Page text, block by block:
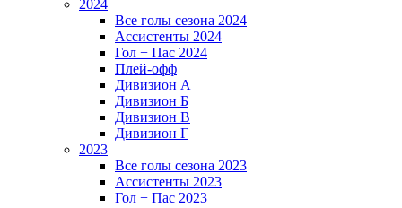
2024
Все голы сезона 2024
Ассистенты 2024
Гол + Пас 2024
Плей-офф
Дивизион A
Дивизион Б
Дивизион В
Дивизион Г
2023
Все голы сезона 2023
Ассистенты 2023
Гол + Пас 2023